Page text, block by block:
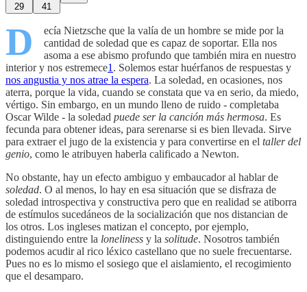
29 41
D
ecía Nietzsche que la valía de un hombre se mide por la
cantidad de soledad que es capaz de soportar. Ella nos
asoma a ese abismo profundo que también mira en nuestro
interior y nos estremece1 . Solemos estar huérfanos de respuestas y
nos angustia y nos atrae la espera. La soledad, en ocasiones, nos
aterra, porque la vida, cuando se constata que va en serio, da miedo,
vértigo. Sin embargo, en un mundo lleno de ruido - completaba
Oscar Wilde - la soledad puede ser la canción más hermosa. Es
fecunda para obtener ideas, para serenarse si es bien llevada. Sirve
para extraer el jugo de la existencia y para convertirse en el taller del
genio, como le atribuyen haberla calificado a Newton.
No obstante, hay un efecto ambiguo y embaucador al hablar de
soledad. O al menos, lo hay en esa situación que se disfraza de
soledad introspectiva y constructiva pero que en realidad se atiborra
de estímulos sucedáneos de la socialización que nos distancian de
los otros. Los ingleses matizan el concepto, por ejemplo,
distinguiendo entre la loneliness y la solitude. Nosotros también
podemos acudir al rico léxico castellano que no suele frecuentarse.
Pues no es lo mismo el sosiego que el aislamiento, el recogimiento
que el desamparo.